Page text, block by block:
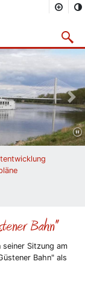
Bahn"
Sitzung am
Bahn" als